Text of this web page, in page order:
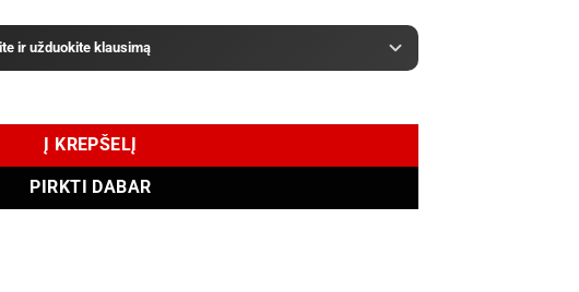
ir užduokite klausimą
Į KREPŠELĮ
PIRKTI DABAR